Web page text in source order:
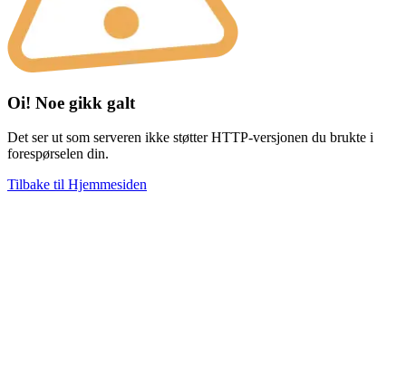
Oi! Noe gikk galt
Det ser ut som serveren ikke støtter HTTP-versjonen du brukte i
forespørselen din.
Tilbake til Hjemmesiden